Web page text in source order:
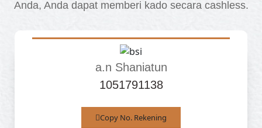
Anda, Anda dapat memberi kado secara cashless.
a.n Shaniatun
1051791138
Copy No. Rekening